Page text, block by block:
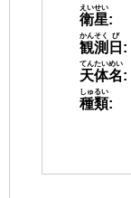
衛星
えいせい
:
観測
かんそく
日
び
:
天体名
てんたいめい
:
種類
しゅるい
: